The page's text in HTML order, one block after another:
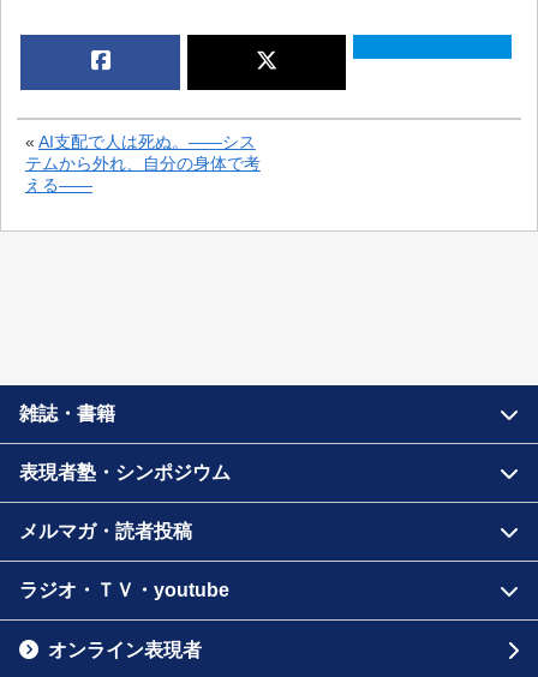
« AI支配で人は死ぬ。――シス
テムから外れ、自分の身体で考
える――
雑誌・書籍
表現者塾・シンポジウム
メルマガ・読者投稿
ラジオ・ＴＶ・youtube
オンライン表現者